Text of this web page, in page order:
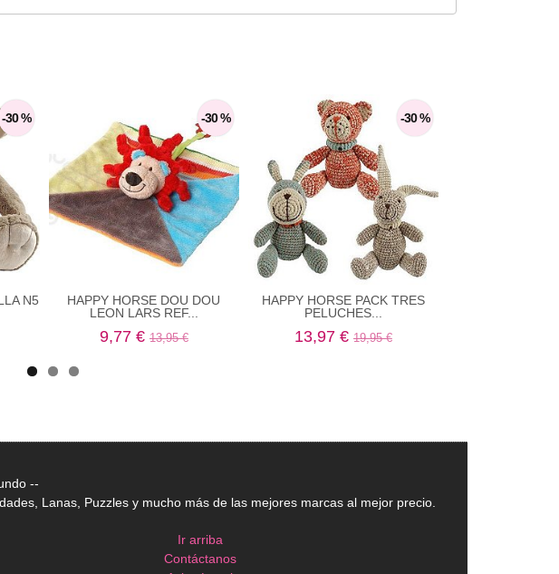
-30 %
N5
-30 %
HAPPY HORSE DOU DOU
LEON LARS REF...
9,77 € 13,95 €
-30 %
HAPPY HORSE PACK TRES
PELUCHES...
13,97 € 19,95 €
--
Lanas, Puzzles y mucho más de las mejores marcas al mejor precio.
Ir arriba
Contáctanos